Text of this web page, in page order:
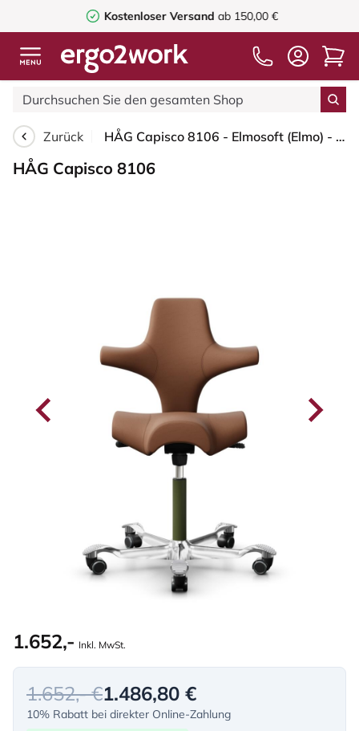
Kostenloser Versandab 150,00 €
Zurück HÅG Capisco 8106 - Elmosoft (Elmo) - Semi-Anilinleder - EL33004 - Moss Grey - 200 mm (Sitzhöhe 46-64cm) - Weiche Rollen für harte Böden
HÅG Capisco 8106
1.652,- Inkl. MwSt.
1.652,- €1.486,80 €
10% Rabatt bei direkter Online-Zahlung